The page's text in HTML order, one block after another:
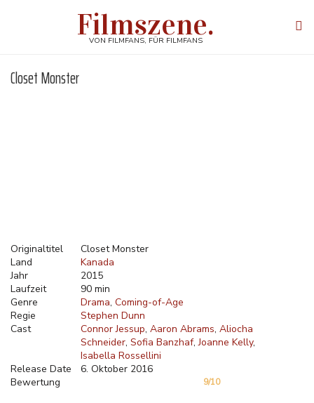
Filmszene.
VON FILMFANS, FÜR FILMFANS
Closet Monster
Originaltitel
Closet Monster
Land
Kanada
Jahr
2015
Laufzeit
90 min
Genre
Drama Coming-of-Age
Regie
Stephen Dunn
Cast
Connor Jessup Aaron Abrams Aliocha
Schneider Sofia Banzhaf Joanne Kelly
Isabella Rossellini
Release Date
6. Oktober 2016
Bewertung
9/10